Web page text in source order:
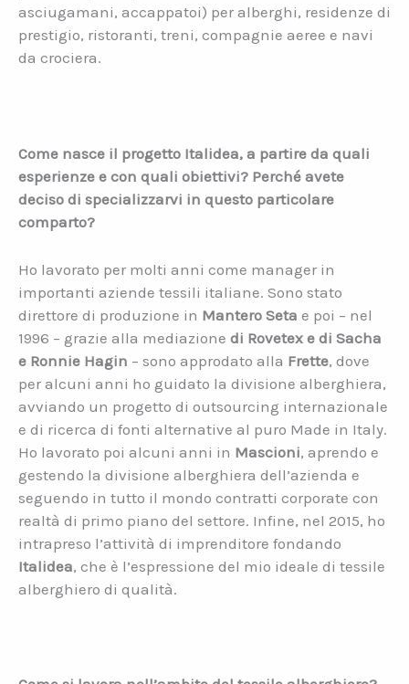
asciugamani, accappatoi) per alberghi, residenze di
prestigio, ristoranti, treni, compagnie aeree e navi
da crociera.
Come nasce il progetto Italidea, a partire da quali
esperienze e con quali obiettivi? Perché avete
deciso di specializzarvi in questo particolare
comparto?
Ho lavorato per molti anni come manager in
importanti aziende tessili italiane. Sono stato
direttore di produzione in Mantero Seta e poi – nel
1996 – grazie alla mediazione di Rovetex e di Sacha
e Ronnie Hagin – sono approdato alla Frette, dove
per alcuni anni ho guidato la divisione alberghiera,
avviando un progetto di outsourcing internazionale
e di ricerca di fonti alternative al puro Made in Italy.
Ho lavorato poi alcuni anni in Mascioni, aprendo e
gestendo la divisione alberghiera dell’azienda e
seguendo in tutto il mondo contratti corporate con
realtà di primo piano del settore. Infine, nel 2015, ho
intrapreso l’attività di imprenditore fondando
Italidea, che è l’espressione del mio ideale di tessile
alberghiero di qualità.